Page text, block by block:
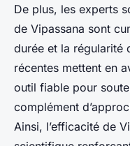
De plus, les experts
de Vipassana sont
durée et la régularité
récentes mettent en
outil fiable pour
complément
Ainsi, l’efficacité de